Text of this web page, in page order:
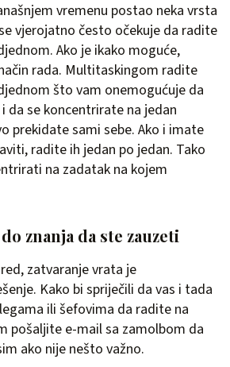
vremenu postao neka vrsta
vjerojatno često očekuje da radite
Ako je ikako moguće,
rada. Multitaskingom radite
što vam onemogućuje da
da se koncentrirate na jedan
prekidate sami sebe. Ako i imate
radite ih jedan po jedan. Tako
na zadatak na kojem
znanja da ste zauzeti
zatvaranje vrata je
Kako bi spriječili da vas i tada
ili šefovima da radite na
pošaljite e-mail sa zamolbom da
ako nije nešto važno.